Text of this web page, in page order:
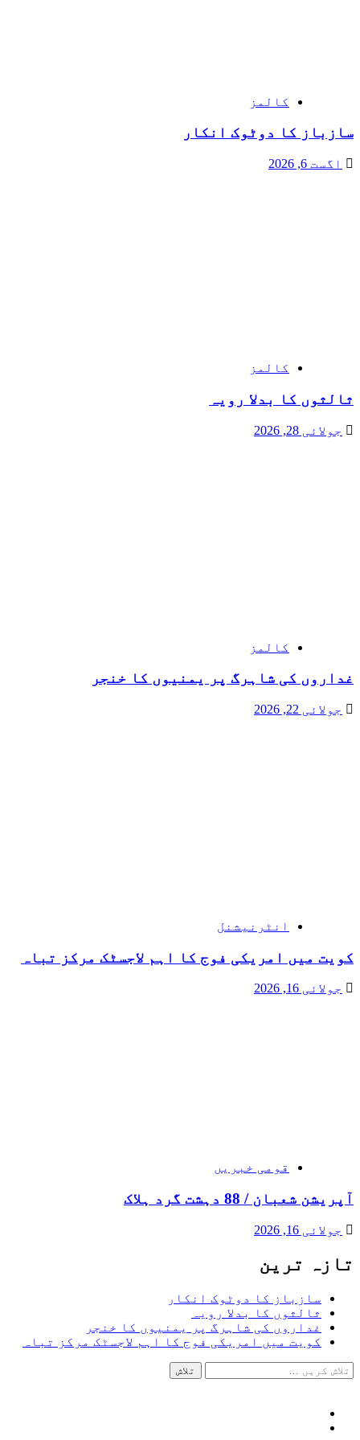
کالمز
سازباز کا دوٹوک انکار
اگست 6, 2026
کالمز
ثالثوں کا بدلا رویہ
جولائی 28, 2026
کالمز
غداروں کی شاہرگ پر یمنیوں کا خنجر
جولائی 22, 2026
انٹرنیشنل
کویت میں امریکی فوج کا اہم لاجسٹک مرکز تباہ
جولائی 16, 2026
قومی خبریں
آپریشن شعبان / 88 دہشت گرد ہلاک
جولائی 16, 2026
تازہ ترین
سازباز کا دوٹوک انکار
ثالثوں کا بدلا رویہ
غداروں کی شاہرگ پر یمنیوں کا خنجر
کویت میں امریکی فوج کا اہم لاجسٹک مرکز تباہ
تلاش
کریں